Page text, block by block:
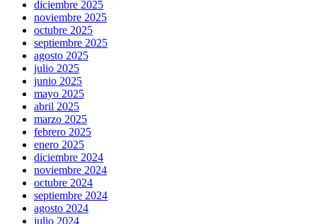
diciembre 2025
noviembre 2025
octubre 2025
septiembre 2025
agosto 2025
julio 2025
junio 2025
mayo 2025
abril 2025
marzo 2025
febrero 2025
enero 2025
diciembre 2024
noviembre 2024
octubre 2024
septiembre 2024
agosto 2024
julio 2024